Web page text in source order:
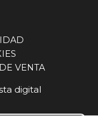
VENTA
digital